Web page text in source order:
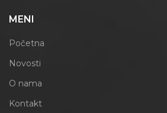
MENI
Početna
Novosti
O nama
Kontakt